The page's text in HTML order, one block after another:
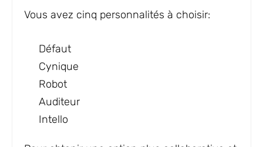
Vous avez cinq personnalités à choisir:
Défaut
Cynique
Robot
Auditeur
Intello